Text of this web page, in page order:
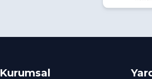
Kurumsal